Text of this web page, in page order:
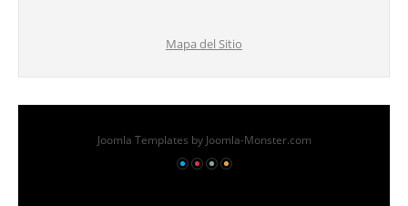
Mapa del Sitio
Joomla Templates by Joomla-Monster.com